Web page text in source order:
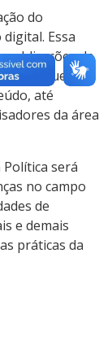
do
Essa
publicações de
o que
até
da área
Política será
no campo
de
e demais
práticas da